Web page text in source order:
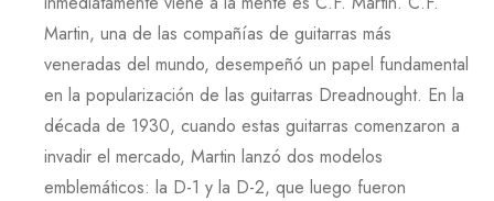
Martin, una de las compañías de guitarras más
veneradas del mundo, desempeñó un papel fundamental
en la popularización de las guitarras Dreadnought. En la
década de 1930, cuando estas guitarras comenzaron a
invadir el mercado, Martin lanzó dos modelos
emblemáticos: la D-1 y la D-2, que luego fueron